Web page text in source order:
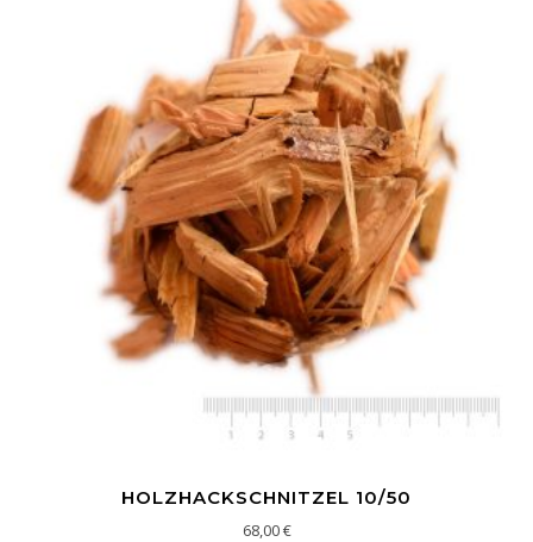
HOLZHACKSCHNITZEL 10/50
68,00€